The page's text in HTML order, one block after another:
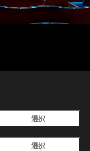
選択
選択